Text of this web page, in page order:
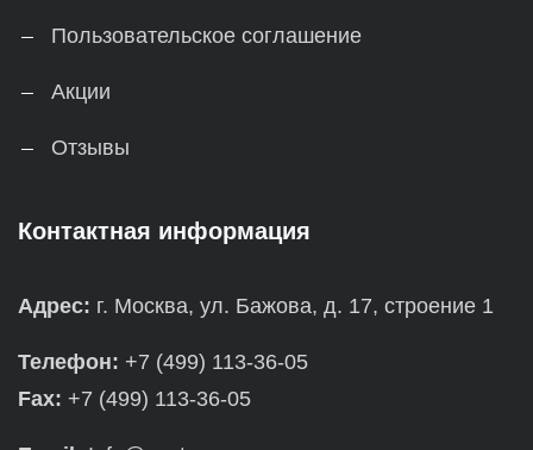
Пользовательское соглашение
Акции
Отзывы
Контактная информация
Адрес: г. Москва, ул. Бажова, д. 17, строение 1
Телефон: +7 (499) 113-36-05
Fax: +7 (499) 113-36-05